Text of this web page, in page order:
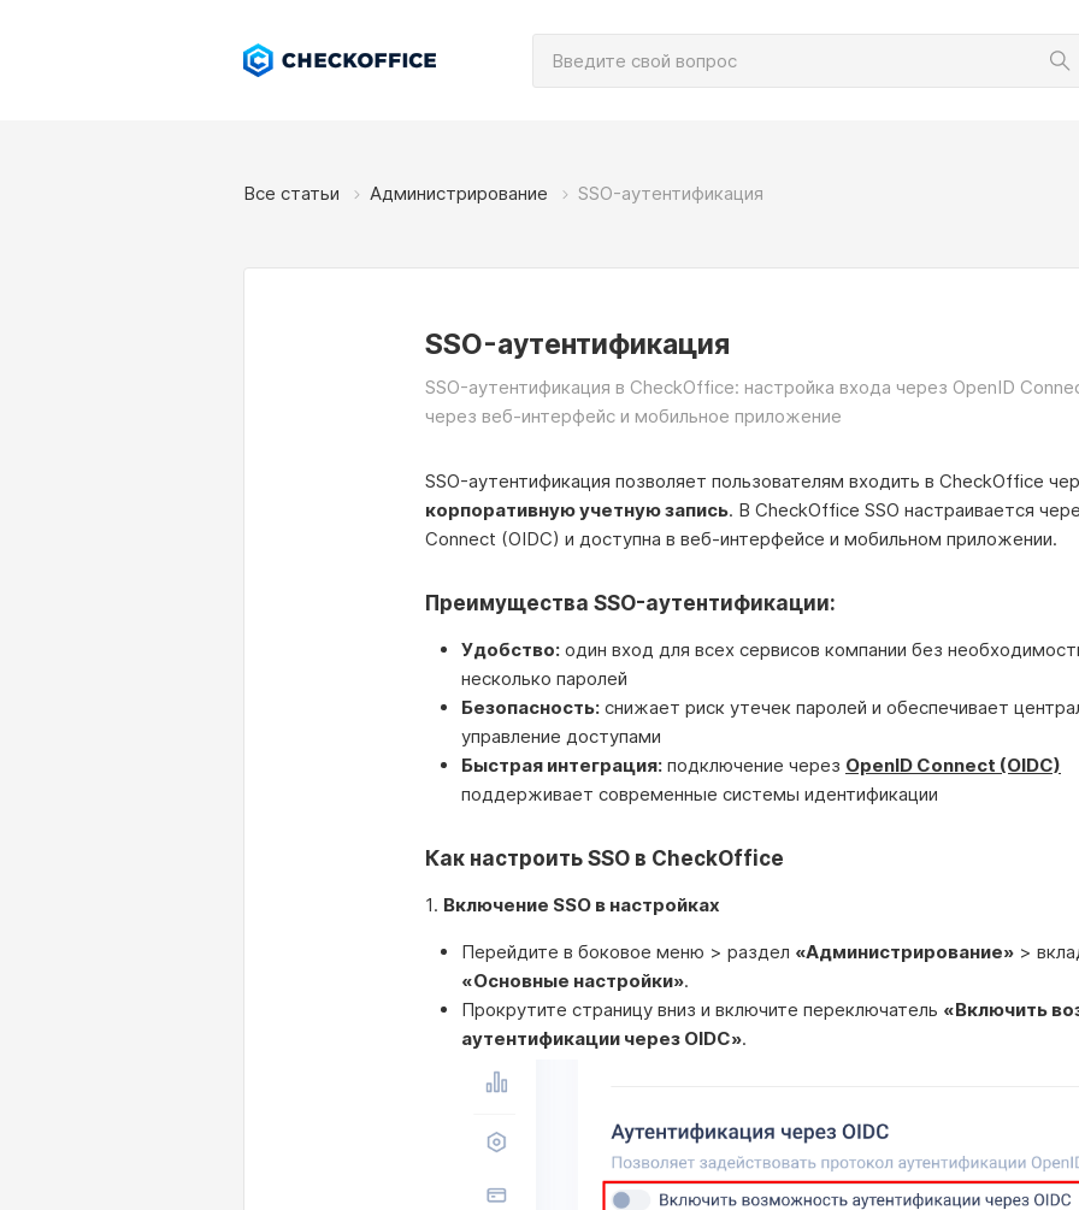
Все статьи Администрирование SSO-аутентификация
SSO-аутентификация
SSO-аутентификация в CheckOffice: настройка входа через OpenID
через веб-интерфейс и мобильное приложение
SSO-аутентификация позволяет пользователям входить в CheckOffice
корпоративную учетную запись. В CheckOffice SSO настраивается
Connect (OIDC) и доступна в веб-интерфейсе и мобильном приложении.
Преимущества SSO-аутентификации:
Удобство: один вход для всех сервисов компании без
несколько паролей
Безопасность: снижает риск утечек паролей и обеспечивает
управление доступами
Быстрая интеграция: подключение через OpenID Connect (OIDC)
поддерживает современные системы идентификации
Как настроить SSO в CheckOffice
1. Включение SSO в настройках
Перейдите в боковое меню > раздел «Администрирование» >
«Основные настройки».
Прокрутите страницу вниз и включите переключатель «Включить
аутентификации через OIDС».